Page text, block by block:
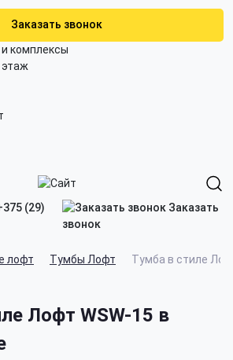
Заказать звонок
комплексы
(29)
Заказать
звонок
лофт Тумбы Лофт Тумба в стиле
Лофт WSW-15 в